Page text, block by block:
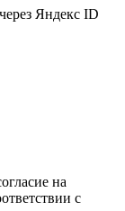
Яндекс ID
на
с